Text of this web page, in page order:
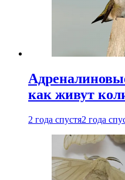
как живут
2 года спустя2 года